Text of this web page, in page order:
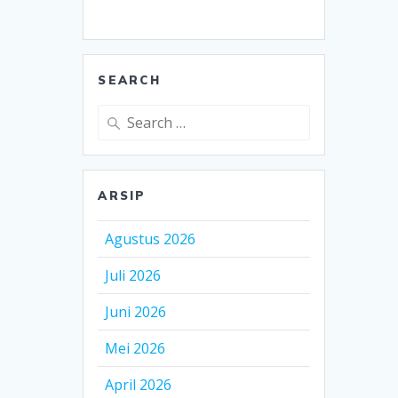
SEARCH
Search
ARSIP
Agustus 2026
Juli 2026
Juni 2026
Mei 2026
April 2026